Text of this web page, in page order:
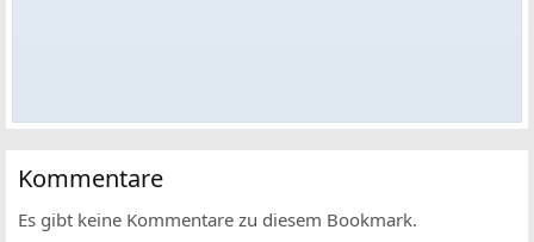
Kommentare
Es gibt keine Kommentare zu diesem Bookmark.